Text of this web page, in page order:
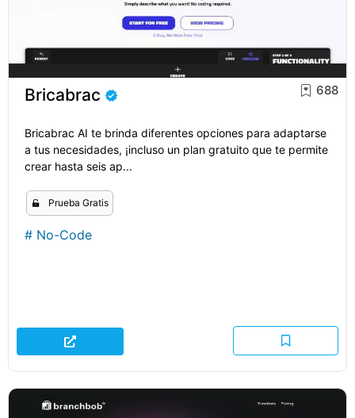
Bricabrac 688
Bricabrac AI te brinda diferentes opciones para adaptarse
a tus necesidades, ¡incluso un plan gratuito que te permite
crear hasta seis ap...
Prueba Gratis
# No-Code